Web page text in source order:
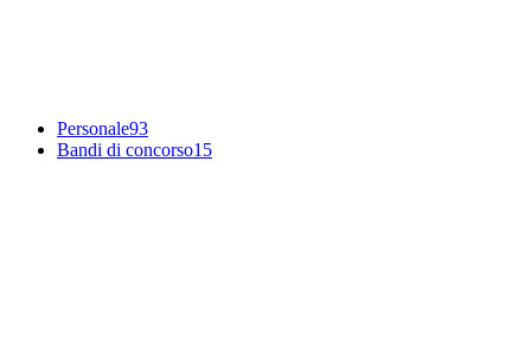
Personale93
Bandi di concorso15